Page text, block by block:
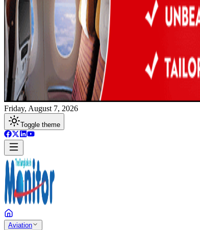
Friday, August 7, 2026
Toggle theme
Aviation